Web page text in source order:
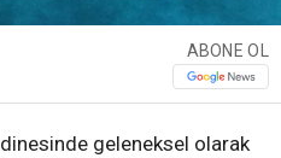
ABONE OL
geleneksel olarak